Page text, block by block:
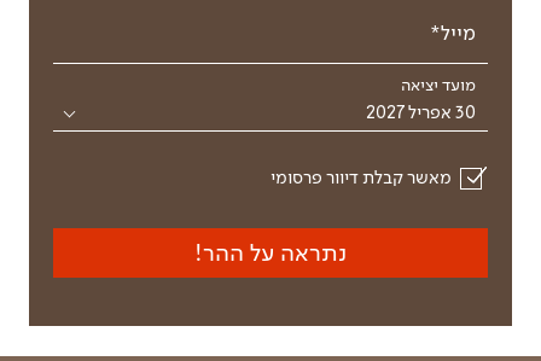
מייל*
מועד יציאה
30 אפריל 2027
מאשר קבלת דיוור פרסומי
נתראה על ההר!